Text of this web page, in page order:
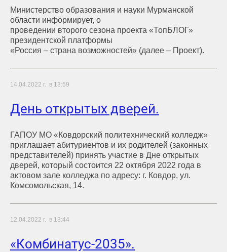
Министерство образования и науки Мурманской
области информирует, о
проведении второго сезона проекта «ТопБЛОГ»
президентской платформы
«Россия – страна возможностей» (далее – Проект).
14.04.2022 г. в 13:59
День открытых дверей.
ГАПОУ МО «Ковдорский политехнический колледж»
приглашает абитуриентов и их родителей (законных
представителей) принять участие в Дне открытых
дверей, который состоится 22 октября 2022 года в
актовом зале колледжа по адресу: г. Ковдор, ул.
Комсомольская, 14.
12.04.2022 г. в 13:44
«Комбинатус-2035».